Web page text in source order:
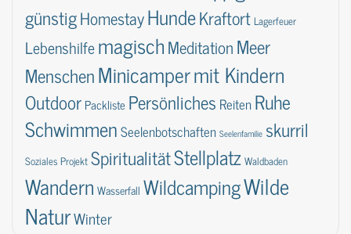
günstigHomestayHundeKraftortLagerfeuer
LebenshilfemagischMeditationMeer
MenschenMinicampermit Kindern
Outdoor Packliste Persönliches ReitenRuhe
SchwimmenSeelenbotschaften Seelenfamilie skurril
Soziales ProjektSpiritualitätStellplatzWaldbaden
Wandern Wasserfall WildcampingWilde
NaturWinter